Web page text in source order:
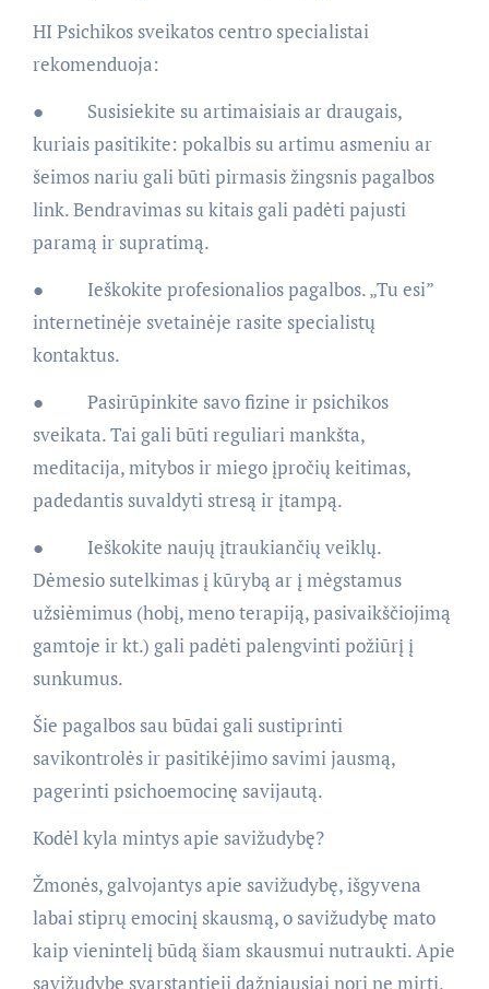
HI Psichikos sveikatos centro specialistai
rekomenduoja:
● Susisiekite su artimaisiais ar draugais,
kuriais pasitikite: pokalbis su artimu asmeniu ar
šeimos nariu gali būti pirmasis žingsnis pagalbos
link. Bendravimas su kitais gali padėti pajusti
paramą ir supratimą.
● Ieškokite profesionalios pagalbos. „Tu esi”
internetinėje svetainėje rasite specialistų
kontaktus.
● Pasirūpinkite savo fizine ir psichikos
sveikata. Tai gali būti reguliari mankšta,
meditacija, mitybos ir miego įpročių keitimas,
padedantis suvaldyti stresą ir įtampą.
● Ieškokite naujų įtraukiančių veiklų.
Dėmesio sutelkimas į kūrybą ar į mėgstamus
užsiėmimus (hobį, meno terapiją, pasivaikščiojimą
gamtoje ir kt.) gali padėti palengvinti požiūrį į
sunkumus.
Šie pagalbos sau būdai gali sustiprinti
savikontrolės ir pasitikėjimo savimi jausmą,
pagerinti psichoemocinę savijautą.
Kodėl kyla mintys apie savižudybę?
Žmonės, galvojantys apie savižudybę, išgyvena
labai stiprų emocinį skausmą, o savižudybę mato
kaip vienintelį būdą šiam skausmui nutraukti. Apie
savižudybę svarstantieji dažniausiai nori ne mirti,